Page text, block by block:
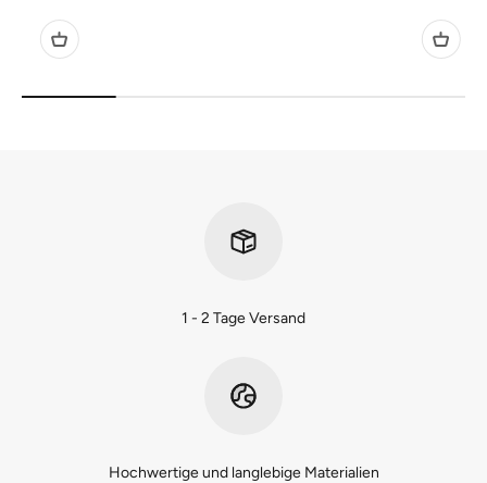
1 - 2 Tage Versand
Hochwertige und langlebige Materialien